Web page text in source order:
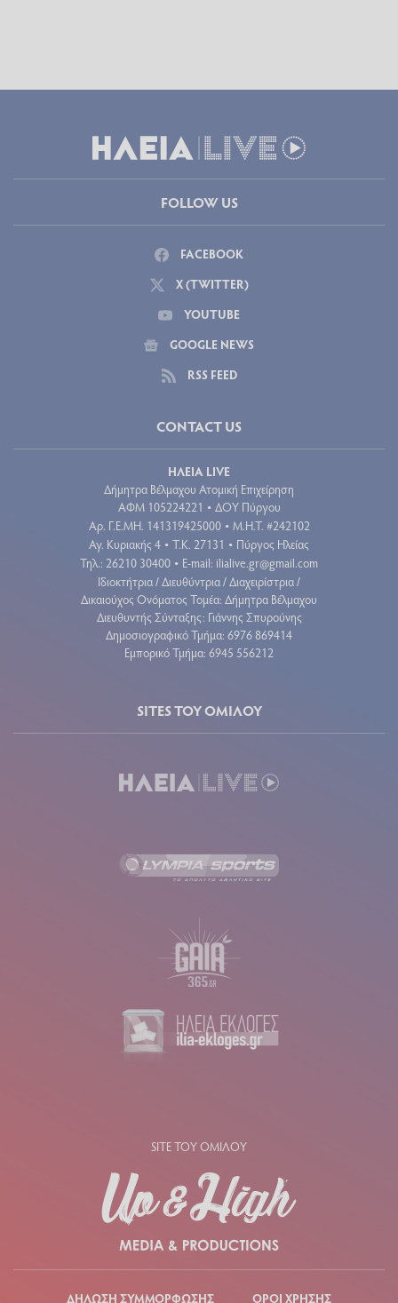
FOLLOW US
FACEBOOK
X (TWITTER)
YOUTUBE
GOOGLE NEWS
RSS FEED
CONTACT US
ΗΛΕΙΑ LIVE
Δήμητρα Βέλμαχου Ατομική Επιχείρηση
ΑΦΜ 105224221 • ΔΟΥ Πύργου
Aρ. Γ.Ε.ΜΗ. 141319425000 • Μ.Η.Τ. #242102
Αγ. Κυριακής 4 • Τ.Κ. 27131 • Πύργος Ηλείας
Τηλ.: 26210 30400 • E-mail: ilialive.gr@gmail.com
Ιδιοκτήτρια / Διευθύντρια / Διαχειρίστρια /
Δικαιούχος Ονόματος Τομέα: Δήμητρα Βέλμαχου
Διευθυντής Σύνταξης: Γιάννης Σπυρούνης
Δημοσιογραφικό Τμήμα: 6976 869414
Εμπορικό Τμήμα: 6945 556212
SITES ΤΟΥ ΟΜΙΛΟΥ
SITE ΤΟΥ ΟΜΙΛΟΥ
ΔΗΛΩΣΗ ΣΥΜΜΟΡΦΩΣΗΣ ΟΡΟΙ ΧΡΗΣΗΣ